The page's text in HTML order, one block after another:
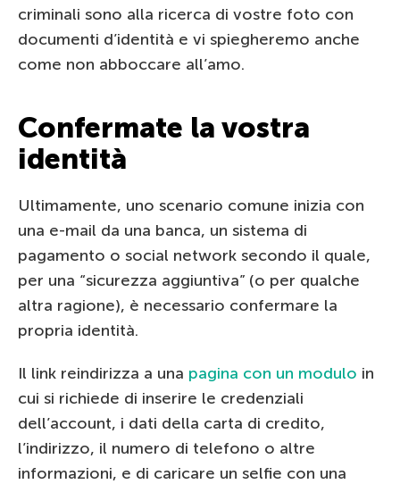
criminali sono alla ricerca di vostre foto con
documenti d’identità e vi spiegheremo anche
come non abboccare all’amo.
Confermate la vostra
identità
Ultimamente, uno scenario comune inizia con
una e-mail da una banca, un sistema di
pagamento o social network secondo il quale,
per una “sicurezza aggiuntiva” (o per qualche
altra ragione), è necessario confermare la
propria identità.
Il link reindirizza a una pagina con un modulo in
cui si richiede di inserire le credenziali
dell’account, i dati della carta di credito,
l’indirizzo, il numero di telefono o altre
informazioni, e di caricare un selfie con una